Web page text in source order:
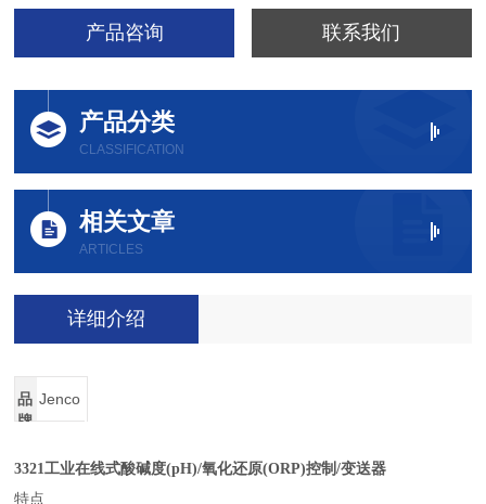
产品咨询 联系我们
产品分类
CLASSIFICATION
相关文章
ARTICLES
详细介绍
品
牌
Jenco
3321工业在线式酸碱度(pH)/氧化还原(ORP)控制/变送器
特点